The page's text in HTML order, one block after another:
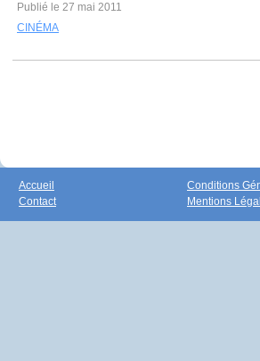
Publié le 27 mai 2011
CINÉMA
Accueil
Contact
Conditions
Mentions